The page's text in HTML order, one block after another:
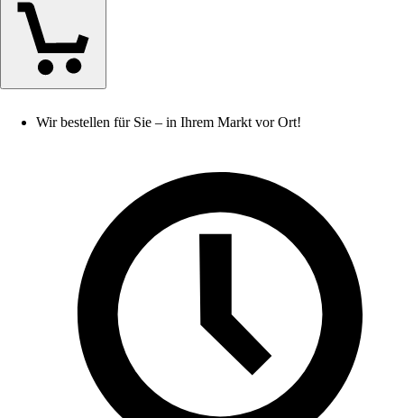
Wir bestellen für Sie – in Ihrem Markt vor Ort!